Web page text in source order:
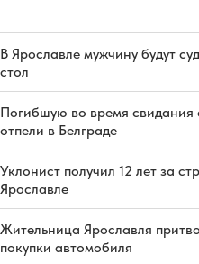
В Ярославле мужчину будут
стол
Погибшую во время свидания
отпели в Белграде
Уклонист получил 12 лет за
Ярославле
Жительница Ярославля
покупки автомобиля